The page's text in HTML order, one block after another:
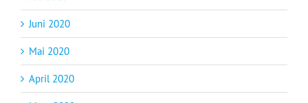
Juni 2020
Mai 2020
April 2020